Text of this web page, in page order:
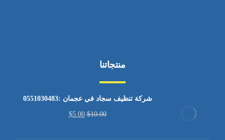
منتجاتنا
شركة تنظيف سجاد في عجمان :0551030483
$10.00
$5.00